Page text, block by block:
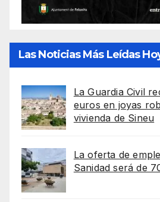
Las Noticias Más Leídas
La Guardia Civil
euros en joyas
vivienda de Sineu
La oferta de
Sanidad será de